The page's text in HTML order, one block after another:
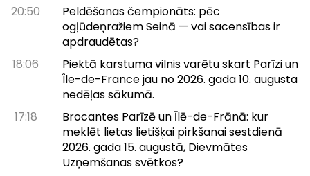
20:50
Peldēšanas čempionāts: pēc
ogļūdeņražiem Seinā — vai sacensības ir
apdraudētas?
18:06
Piektā karstuma vilnis varētu skart Parīzi un
Île-de-France jau no 2026. gada 10. augusta
nedēļas sākumā.
17:18
Brocantes Parīzē un Īlē-de-Frānā: kur
meklēt lietas lietišķai pirkšanai sestdienā
2026. gada 15. augustā, Dievmātes
Uzņemšanas svētkos?